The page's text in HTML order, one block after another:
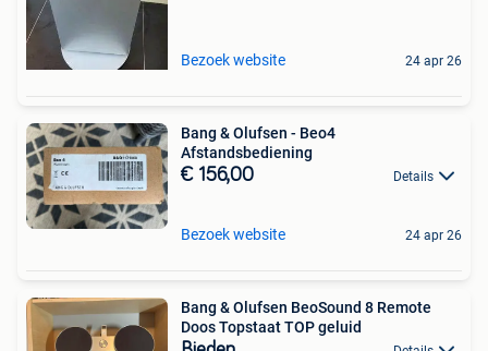
Bezoek website 24 apr 26
Bang & Olufsen - Beo4
Afstandsbediening
€ 156,00 Details
Bezoek website 24 apr 26
Bang & Olufsen BeoSound 8 Remote
Doos Topstaat TOP geluid